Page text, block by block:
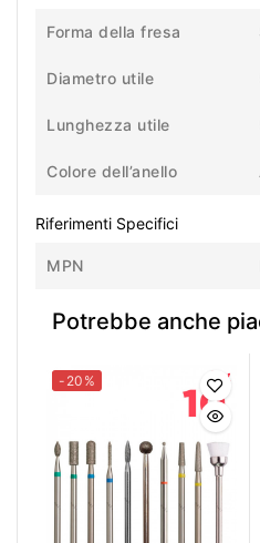
Forma della fresa
Diametro utile
Lunghezza utile
Colore dell’anello
Riferimenti Specifici
MPN
Potrebbe anche
-20%